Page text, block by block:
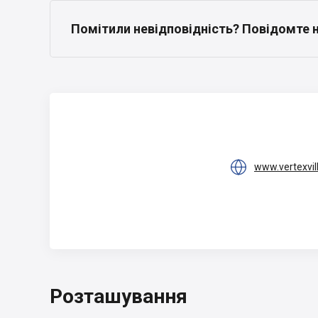
Помітили невідповідність? Повідомте

Розташування